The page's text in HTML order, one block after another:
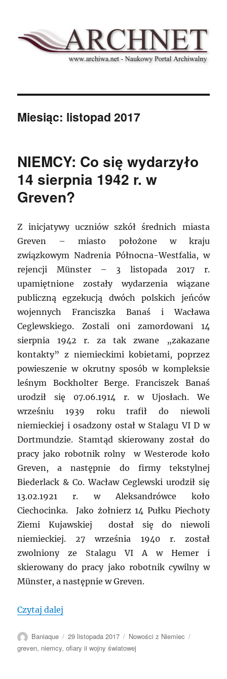
Archnet
Miesiąc: listopad 2017
NIEMCY: Co się wydarzyło
14 sierpnia 1942 r. w
Greven?
Z inicjatywy uczniów szkół średnich miasta
Greven – miasto położone w kraju
związkowym Nadrenia Północna-Westfalia, w
rejencji Münster – 3 listopada 2017 r.
upamiętnione zostały wydarzenia wiązane
publiczną egzekucją dwóch polskich jeńców
wojennych Franciszka Banaś i Wacława
Ceglewskiego. Zostali oni zamordowani 14
sierpnia 1942 r. za tak zwane „zakazane
kontakty” z niemieckimi kobietami, poprzez
powieszenie w okrutny sposób w kompleksie
leśnym Bockholter Berge. Franciszek Banaś
urodził się 07.06.1914 r. w Ujosłach. We
wrześniu 1939 roku trafił do niewoli
niemieckiej i osadzony ostał w Stalagu VI D w
Dortmundzie. Stamtąd skierowany został do
pracy jako robotnik rolny w Westerode koło
Greven, a następnie do firmy tekstylnej
Biederlack & Co. Wacław Ceglewski urodził się
13.02.1921 r. w Aleksandrówce koło
Ciechocinka. Jako żołnierz 14 Pułku Piechoty
Ziemi Kujawskiej dostał się do niewoli
niemieckiej. 27 września 1940 r. został
zwolniony ze Stalagu VI A w Hemer i
skierowany do pracy jako robotnik cywilny w
Münster, a następnie w Greven.
Czytaj dalej
Autor
Baniaque
Data
publikacji
29 listopada 2017 Kategorie
Nowości z Niemiec
greven, niemcy,ofiary ii wojny światowej